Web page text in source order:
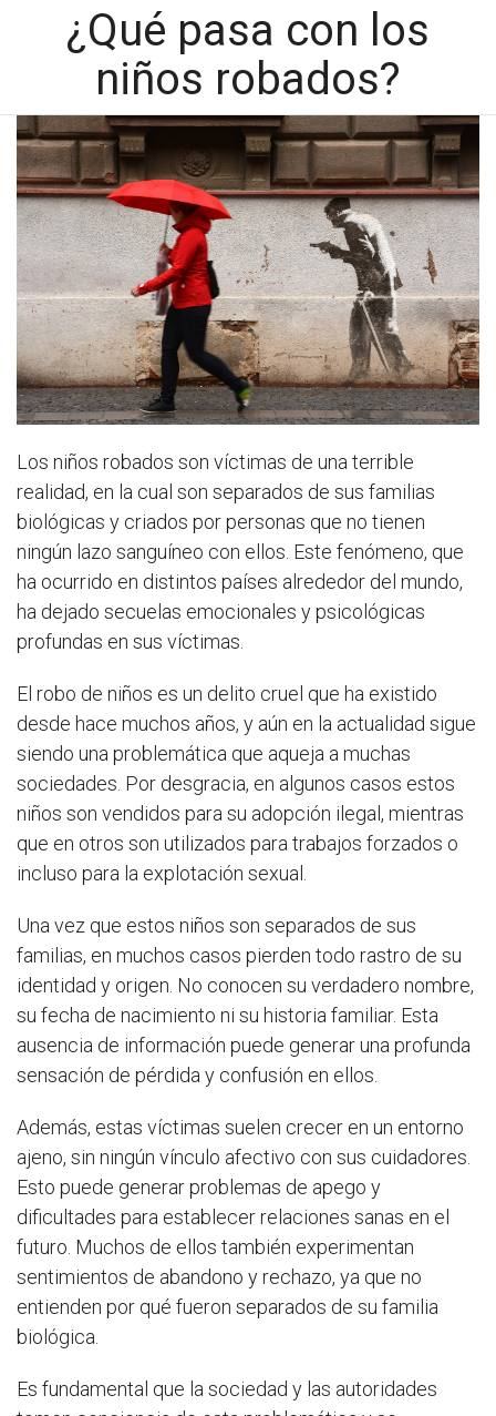
¿Qué pasa con los
niños robados?
Los niños robados son víctimas de una terrible
realidad, en la cual son separados de sus familias
biológicas y criados por personas que no tienen
ningún lazo sanguíneo con ellos. Este fenómeno, que
ha ocurrido en distintos países alrededor del mundo,
ha dejado secuelas emocionales y psicológicas
profundas en sus víctimas.
El robo de niños es un delito cruel que ha existido
desde hace muchos años, y aún en la actualidad sigue
siendo una problemática que aqueja a muchas
sociedades. Por desgracia, en algunos casos estos
niños son vendidos para su adopción ilegal, mientras
que en otros son utilizados para trabajos forzados o
incluso para la explotación sexual.
Una vez que estos niños son separados de sus
familias, en muchos casos pierden todo rastro de su
identidad y origen. No conocen su verdadero nombre,
su fecha de nacimiento ni su historia familiar. Esta
ausencia de información puede generar una profunda
sensación de pérdida y confusión en ellos.
Además, estas víctimas suelen crecer en un entorno
ajeno, sin ningún vínculo afectivo con sus cuidadores.
Esto puede generar problemas de apego y
dificultades para establecer relaciones sanas en el
futuro. Muchos de ellos también experimentan
sentimientos de abandono y rechazo, ya que no
entienden por qué fueron separados de su familia
biológica.
Es fundamental que la sociedad y las autoridades